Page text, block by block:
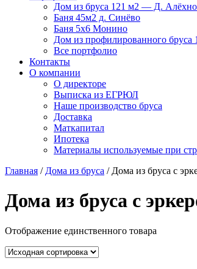
Дом из бруса 121 м2 — Д.
Баня 45м2 д. Синёво
Баня 5х6 Монино
Дом из профилированного
Все портфолио
Контакты
О компании
О директоре
Выписка из ЕГРЮЛ
Наше производство бруса
Доставка
Маткапитал
Ипотека
Материалы используемые при
Главная / Дома из бруса / Дома из бруса с
Дома из бруса с
Отображение единственного товара